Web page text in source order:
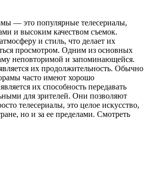
— это популярные телесериалы,
и высоким качеством съемок.
и стиль, что делает их
просмотром. Одним из основных
неповторимой и запоминающейся.
их продолжительность. Обычно
часто имеют хорошо
их способность передавать
для зрителей. Они позволяют
телесериалы, это целое искусство,
но и за ее пределами. Смотреть